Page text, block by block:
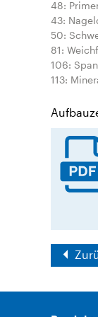
48:
43:
50:
81:
106:
113: